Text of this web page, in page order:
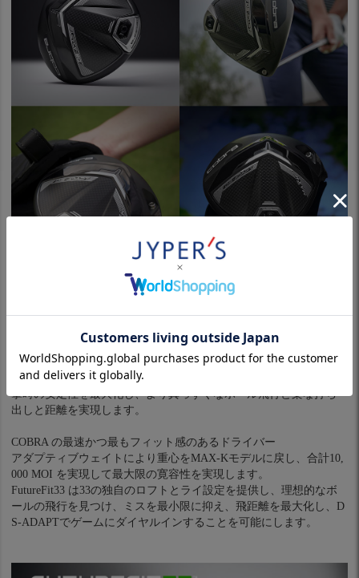
商品詳細
DS-ADAPT MAX-K ドライバーは、当社の最も寛容なドライバーヘ
ッドとなるように設計されています。
合計10,000 M.O.I. を達成したこのドライバーは、オフセンター打
撃時の安定性を最大化し、より真っすぐなボール飛行と楽な打ち
出しと距離を実現します。
COBRA の最速かつ最もフィット感のあるドライバー
アダプティブウェイトにより重心をMAX-Kモデルに戻し、合計10,
000 MOI を実現して最大限の寛容性を実現します。
FutureFit33 は33の独自のロフトとライ設定を提供し、理想的なボ
ールの飛行を見つけ、ミスを最小限に抑え、飛距離を最大化し、D
S-ADAPTでゲームにダイヤルインすることを可能にします。